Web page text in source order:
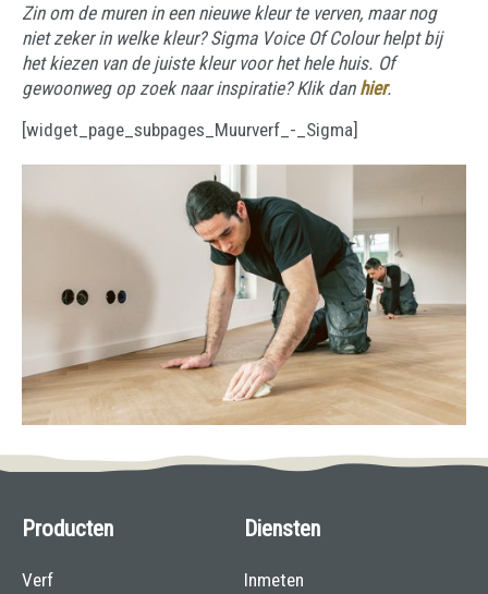
Zin om de muren in een nieuwe kleur te verven, maar nog
niet zeker in welke kleur? Sigma Voice Of Colour helpt bij
het kiezen van de juiste kleur voor het hele huis. Of
gewoonweg op zoek naar inspiratie? Klik dan hier.
[widget_page_subpages_Muurverf_-_Sigma]
Producten
Verf
Diensten
Inmeten